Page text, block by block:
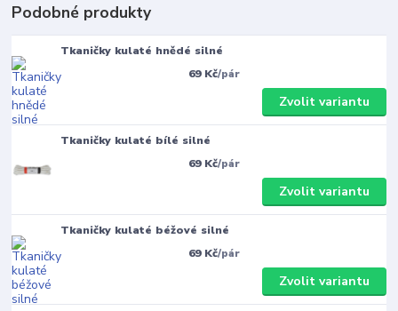
Podobné produkty
Tkaničky kulaté hnědé silné
69 Kč/pár
Zvolit variantu
Tkaničky kulaté bílé silné
69 Kč/pár
Zvolit variantu
Tkaničky kulaté béžové silné
69 Kč/pár
Zvolit variantu